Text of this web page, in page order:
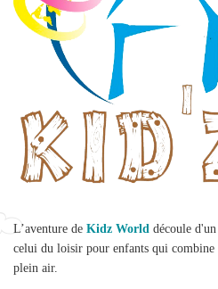
L’aventure de Kidz World découle
celui du loisir pour enfants qui
plein air.